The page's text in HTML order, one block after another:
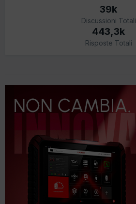
39k
Discussioni Totali
443,3k
Risposte Totali